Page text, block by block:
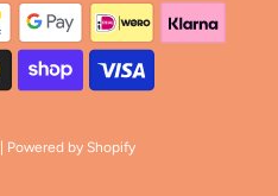
| Powered by Shopify